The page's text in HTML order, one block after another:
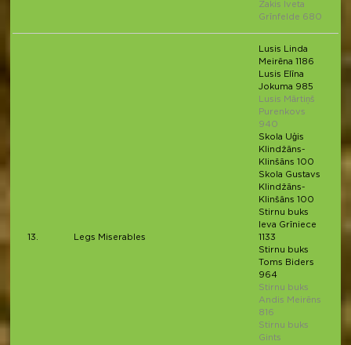
Zakis Iveta
Grīnfelde 680
13. Legs Miserables
Lusis Linda
Meirēna 1186
Lusis Elīna
Jokuma 985
Lusis Mārtiņš
Purenkovs
940
Skola Uģis
Klindžāns-
Klinšāns 100
Skola Gustavs
Klindžāns-
Klinšāns 100
Stirnu buks
Ieva Grīniece
1133
Stirnu buks
Toms Biders
964
Stirnu buks
Andis Meirēns
816
Stirnu buks
Gints